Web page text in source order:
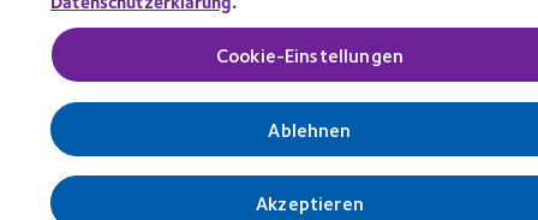
Cookie-Einstellungen
Ablehnen
Akzeptieren